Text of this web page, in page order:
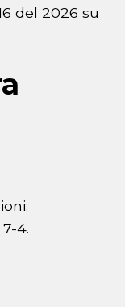
del 2026 su
4.